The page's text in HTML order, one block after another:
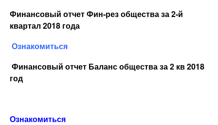
Финансовый отчет Фин-рез общества за 2-й
квартал 2018 года
Ознакомиться
Финансовый отчет Баланс общества за 2 кв 2018
год
Ознакомиться